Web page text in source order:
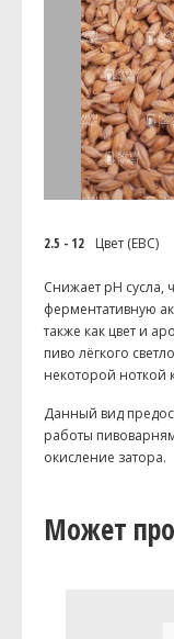
2.5 - 12 Цвет (EBC)
Снижает pH сусла,
ферментативную
также как цвет и
пиво лёгкого
некоторой ноткой
Данный вид
работы
окисление затора.
Может